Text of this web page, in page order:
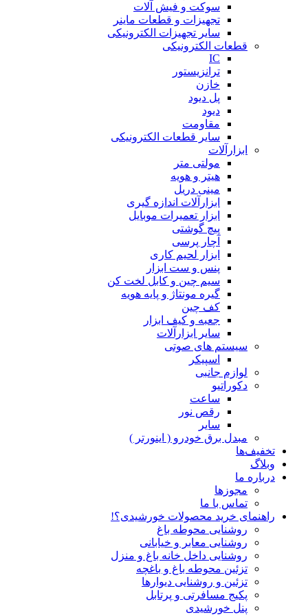
سوکت و فیش آلات
تجهیزات و قطعات ماینر
سایر تجهیزات الکترونیکی
قطعات الکترونیکی
IC
ترانزیستور
خازن
پل دیود
دیود
مقاومت
سایر قطعات الکترونیکی
ابزارآلات
مولتی متر
هیتر و هویه
مینی دریل
ابزارآلات اندازه گیری
ابزار تعمیرات موبایل
پیچ گوشتی
آچار پرسی
ابزار لحیم کاری
پنس و ست ابزار
سیم چین و کابل لخت کن
گیره مونتاژ و پایه هویه
کف چین
جعبه و کیف ابزار
سایر ابزارآلات
سیستم های صوتی
اسپیکر
لوازم جانبی
دکوراتیو
ساعت
رقص نور
سایر
مبدل برق خودرو ( اینورتر )
تخفیف‌ها
وبلاگ
درباره ما
مجوزها
تماس با ما
راهنمای خرید محصولات خورشیدی؟!
روشنایی محوطه باغ
روشنایی معابر و خیابانی
روشنایی داخل خانه باغ و منزل
تزئین محوطه باغ و باغچه
تزئین و روشنایی دیوارها
پکیج مسافرتی و پرتابل
پنل خورشیدی